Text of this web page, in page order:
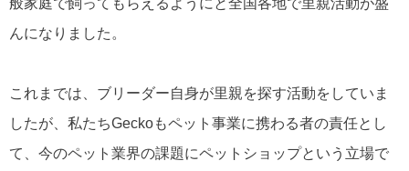
般家庭で飼ってもらえるようにと全国各地で里親活動が盛
んになりました。
これまでは、ブリーダー自身が里親を探す活動をしていま
したが、私たちGeckoもペット事業に携わる者の責任とし
て、今のペット業界の課題にペットショップという立場で